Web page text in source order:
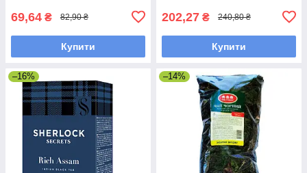
69,64 ₴ 82,90 ₴
Купити
202,27 ₴ 240,80 ₴
Купити
–16% –14%